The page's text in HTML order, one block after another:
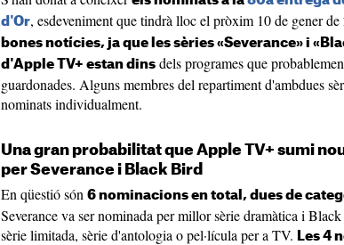
d'Or, esdeveniment que tindrà lloc el pròxim 10 de gener de
bones notícies, ja que les sèries «Severance» i
d'Apple TV+ estan dins dels programes que
guardonades. Alguns membres del repartiment d'ambdues
nominats individualment.
Una gran probabilitat que Apple TV+ sumi
per Severance i Black Bird
En qüestió són 6 nominacions en total, dues de
Severance va ser nominada per millor sèrie dramàtica i
sèrie limitada, sèrie d'antologia o pel·lícula per a TV. Les 4